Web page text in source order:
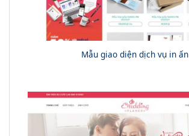
Mẫu giao diện dịch vụ in ấn